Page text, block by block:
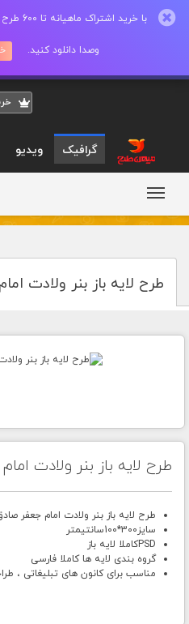
با
وصدا دانلود کنید.
گرافیک ویدیو
طرح لایه باز بنر ولادت
طرح لایه باز بنر ولادت
طرح لایه باز بنر ولادت امام جعفر
سایز300
*
100سانتیمتر
PSDکاملا لایه باز
گروه بندی لایه ها کاملا فارسی
مناسب برای کانون های تبلیغاتی ،